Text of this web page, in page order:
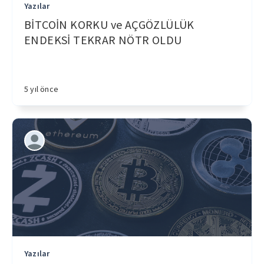
Yazılar
BİTCOİN KORKU ve AÇGÖZLÜLÜK
ENDEKSİ TEKRAR NÖTR OLDU
5 yıl önce
Yazılar